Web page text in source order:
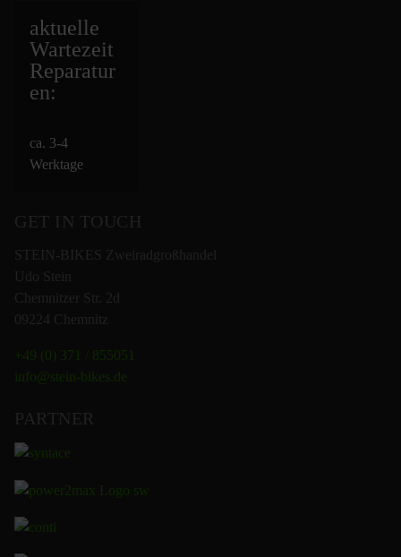
aktuelle
Wartezeit
Reparatur
en:
ca. 3-4
Werktage
GET IN TOUCH
STEIN-BIKES Zweiradgroßhandel
Udo Stein
Chemnitzer Str. 2d
09224 Chemnitz
+49 (0) 371 / 855051
info@stein-bikes.de
PARTNER